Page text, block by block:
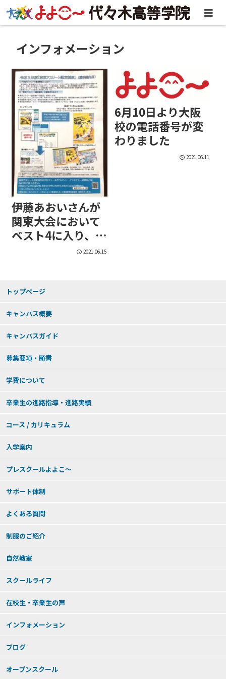
インフォメーション
伊藤あおいさんが
関東大会において
ベスト4に入り、令
和3年度「東京アス
2021.06.15
6月10日より大阪
校の電話番号が変
わりました
2021.06.11
トップページ
キャンパス概要
キャンパスガイド
募集要項・願書
学費について
卒業生の進路指導・進路実績
コース / カリキュラム
入学案内
プレスクールよよこ～
サポート体制
よくある質問
制服のご紹介
自然教室
スクールライフ
在校生・卒業生の声
インフォメーション
ブログ
オープンスクール